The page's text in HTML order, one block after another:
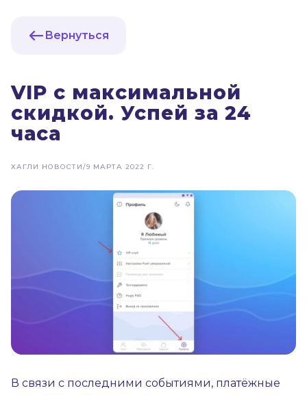
Вернуться
VIP с максимальной
скидкой. Успей за 24
часа
ХАГЛИ НОВОСТИ/9 МАРТА 2022 Г.
В связи с последними событиями, платёжные